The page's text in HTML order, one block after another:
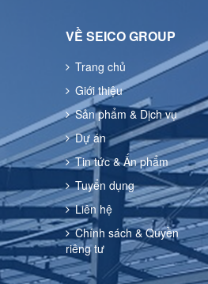
VỀ SEICO GROUP
Trang chủ
Giới thiệu
Sản phẩm & Dịch vụ
Dự án
Tin tức & Ấn phẩm
Tuyển dụng
Liên hệ
Chính sách & Quyền
riêng tư